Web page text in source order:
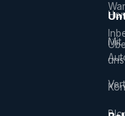
Mit
uns